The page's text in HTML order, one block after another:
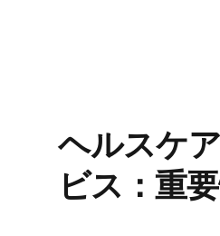
ヘルスケ
ビス：重